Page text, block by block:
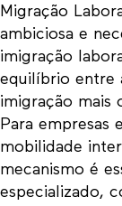
Migração
ambiciosa e
imigração
equilíbrio entre
imigração mais
Para empresas
mobilidade
mecanismo é
especializado,